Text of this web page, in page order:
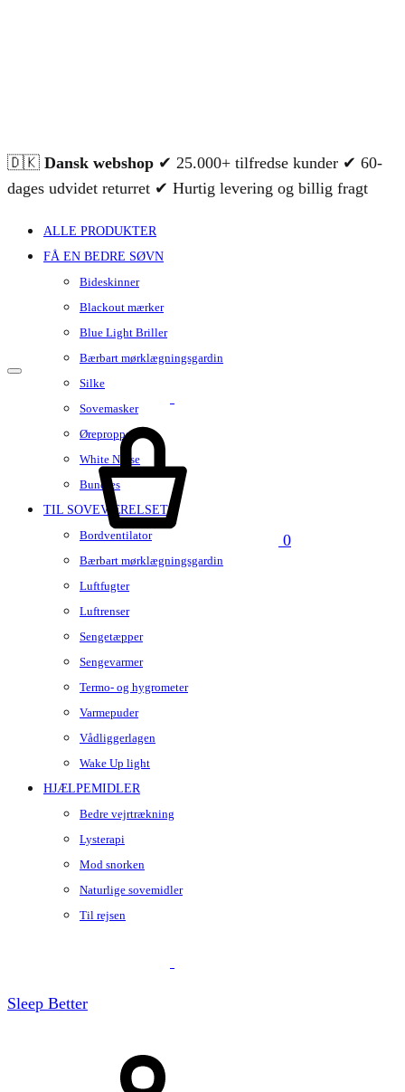
🇩🇰 Dansk webshop ✔ 25.000+ tilfredse kunder ✔ 60-
dages udvidet returret ✔ Hurtig levering og billig fragt
ALLE PRODUKTER
FÅ EN BEDRE SØVN
Bideskinner
Blackout mærker
Blue Light Briller
Bærbart mørklægningsgardin
Silke
Sovemasker
Ørepropper
White Noise
Bundles
TIL SOVEVÆRELSET
Bordventilator
Bærbart mørklægningsgardin
Luftfugter
Luftrenser
Sengetæpper
Sengevarmer
Termo- og hygrometer
Varmepuder
Vådliggerlagen
Wake Up light
HJÆLPEMIDLER
Bedre vejrtrækning
Lysterapi
Mod snorken
Naturlige sovemidler
Til rejsen
Sleep Better
0